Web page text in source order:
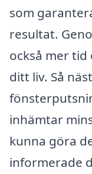
som
resultat.
också mer
ditt liv. Så
inhämtar
kunna göra
informerade